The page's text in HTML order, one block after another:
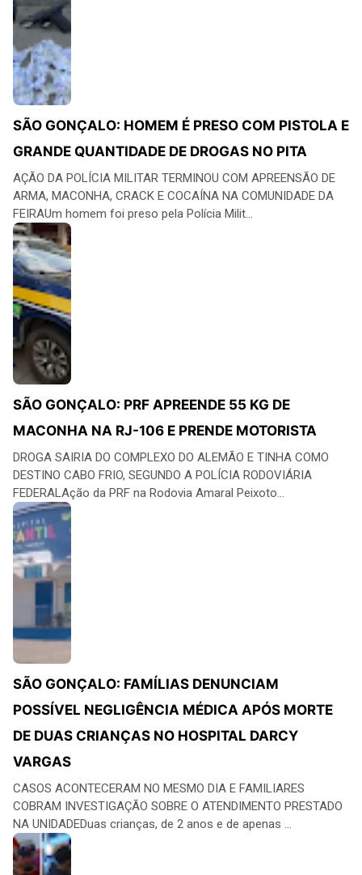
SÃO GONÇALO: HOMEM É PRESO COM PISTOLA E
GRANDE QUANTIDADE DE DROGAS NO PITA
AÇÃO DA POLÍCIA MILITAR TERMINOU COM APREENSÃO DE
ARMA, MACONHA, CRACK E COCAÍNA NA COMUNIDADE DA
FEIRAUm homem foi preso pela Polícia Milit...
SÃO GONÇALO: PRF APREENDE 55 KG DE
MACONHA NA RJ-106 E PRENDE MOTORISTA
DROGA SAIRIA DO COMPLEXO DO ALEMÃO E TINHA COMO
DESTINO CABO FRIO, SEGUNDO A POLÍCIA RODOVIÁRIA
FEDERALAção da PRF na Rodovia Amaral Peixoto...
SÃO GONÇALO: FAMÍLIAS DENUNCIAM
POSSÍVEL NEGLIGÊNCIA MÉDICA APÓS MORTE
DE DUAS CRIANÇAS NO HOSPITAL DARCY
VARGAS
CASOS ACONTECERAM NO MESMO DIA E FAMILIARES
COBRAM INVESTIGAÇÃO SOBRE O ATENDIMENTO PRESTADO
NA UNIDADEDuas crianças, de 2 anos e de apenas ...